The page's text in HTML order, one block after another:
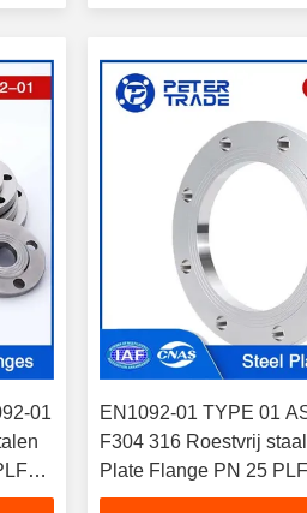
01
EN1092-01 TYPE 01
F304 316 Roestvrij
Plate Flange PN 25
DN800 voor de